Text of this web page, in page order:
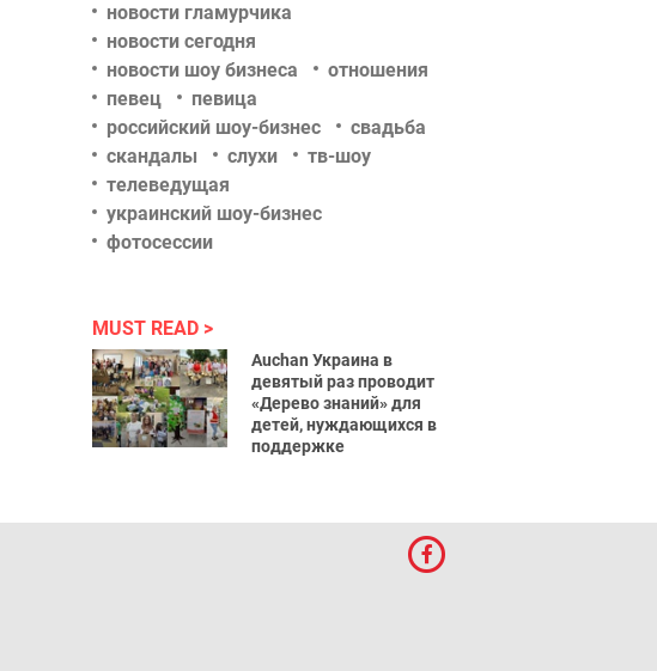
новости гламурчика
новости сегодня
новости шоу бизнеса
отношения
певец
певица
российский шоу-бизнес
свадьба
скандалы
слухи
тв-шоу
телеведущая
украинский шоу-бизнес
фотосессии
MUST READ
Auchan Украина в
девятый раз проводит
«Дерево знаний» для
детей, нуждающихся в
поддержке